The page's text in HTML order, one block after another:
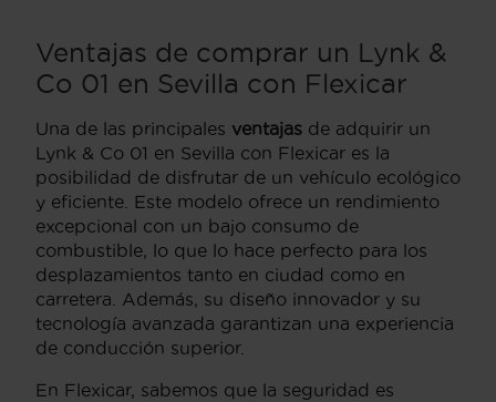
Ventajas de comprar un Lynk &
Co 01 en Sevilla con Flexicar
Una de las principales ventajas de adquirir un
Lynk & Co 01 en Sevilla con Flexicar es la
posibilidad de disfrutar de un vehículo ecológico
y eficiente. Este modelo ofrece un rendimiento
excepcional con un bajo consumo de
combustible, lo que lo hace perfecto para los
desplazamientos tanto en ciudad como en
carretera. Además, su diseño innovador y su
tecnología avanzada garantizan una experiencia
de conducción superior.
En Flexicar, sabemos que la seguridad es